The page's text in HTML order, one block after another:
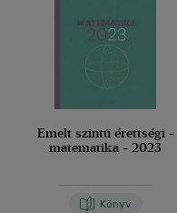
Emelt szintű érettségi -
matematika - 2023
Könyv